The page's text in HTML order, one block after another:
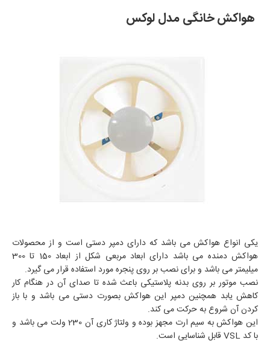
هواکش خانگی مدل لوکس
یکی انواع هواکش می باشد که دارای دمپر دستی است و از محصولات
هواکش دمنده می باشد دارای ابعاد مربعی شکل از ابعاد 150 تا 300
میلیمتر می باشد و برای نصب بر روی پنجره مورد استفاده قرار می گیرد.
نصب موتور بر روی بدنه پلاستیکی باعث شده تا صدای آن در هنگام کار
کاهش یابد همچنین دمپر این هواکش بصورت دستی می باشد و با باز
کردن آن شروع به حرکت می کند.
این هواکش به سیم ارت مجهز بوده و ولتاژ کاری آن 230 ولت می باشد و
با کد VSL قابل شناسایی است.